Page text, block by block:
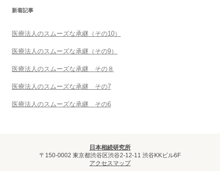
新着記事
医療法人のスムーズな承継（その10）
医療法人のスムーズな承継（その9）
医療法人のスムーズな承継 その８
医療法人のスムーズな承継 その7
医療法人のスムーズな承継 その6
日本相続研究所
〒150-0002 東京都渋谷区渋谷2-12-11 渋谷KKビル6F
アクセスマップ